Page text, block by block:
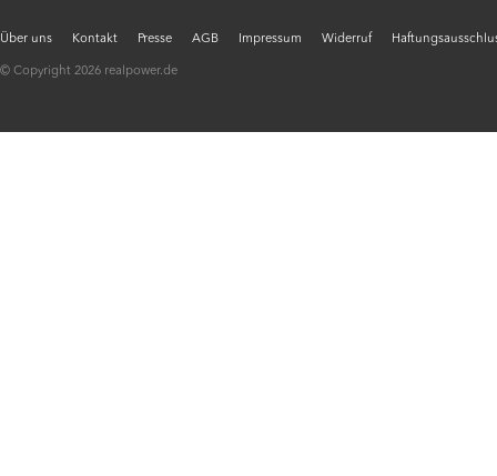
Über uns Kontakt Presse AGB Impressum Widerruf
© Copyright 2026 realpower.de